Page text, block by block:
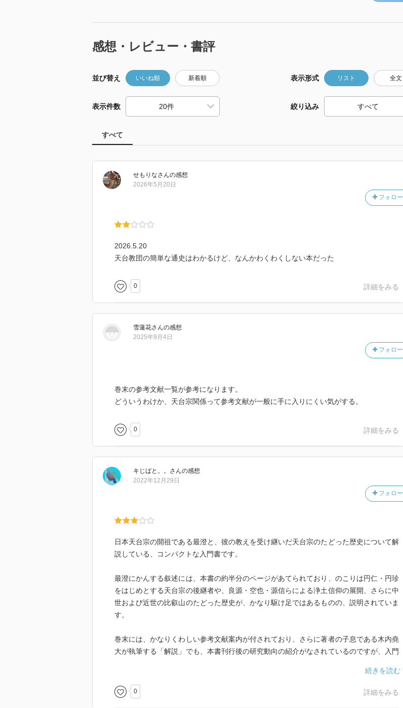
感想・レビュー・書評
並び替え いいね順 新着順 表示形式 リスト 全文
表示件数 絞り込み
すべて
せもりなさんの感想
フォロー
2026年5月20日
2026.5.20
天台教団の簡単な通史はわかるけど、なんかわくわくしない本だった
0 詳細をみる
雪蓮花さんの感想
フォロー
2025年9月4日
巻末の参考文献一覧が参考になります。
どういうわけか、天台宗関係って参考文献が一般に手に入りにくい気がする。
0 詳細をみる
キじばと。。 さんの感想
フォロー
2022年12月29日
日本天台宗の開祖である最澄と、彼の教えを受け継いだ天台宗のたどった歴史について解
説している、コンパクトな入門書です。
最澄にかんする叙述には、本書の約半分のページがあてられており、のこりは円仁・円珍
をはじめとする天台宗の後継者や、良源・空也・源信らによる浄土信仰の展開、さらに中
世および近世の比叡山のたどった歴史が、かなり駆け足ではあるものの、説明されていま
す。
巻末には、かなりくわしい参考文献案内が付されており、さらに著者の子息である木内堯
大が執筆する「解説」でも、本書刊行後の研究動向の紹介がなされているのですが、入門
0 詳細をみる